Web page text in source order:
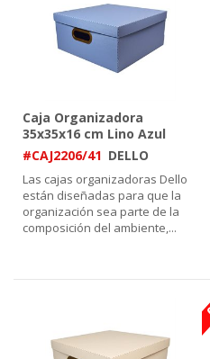
Caja Organizadora
35x35x16 cm Lino Azul
#CAJ2206/41 DELLO
Las cajas organizadoras Dello
están diseñadas para que la
organización sea parte de la
composición del ambiente,...